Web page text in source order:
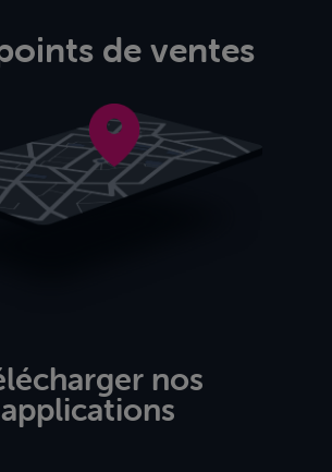
de ventes
nos
applications